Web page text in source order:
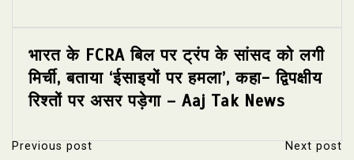
भारत के FCRA बिल पर ट्रंप के सांसद को लगी
मिर्ची, बताया ‘ईसाइयों पर हमला’, कहा- द्विपक्षीय
रिश्तों पर असर पड़ेगा – Aaj Tak News
P
Previous post Next post